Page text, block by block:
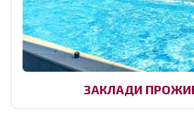
ЗАКЛАДИ